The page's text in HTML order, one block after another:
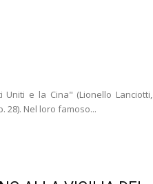
e la Cina" (Lionello Lanciotti,
28). Nel loro famoso...